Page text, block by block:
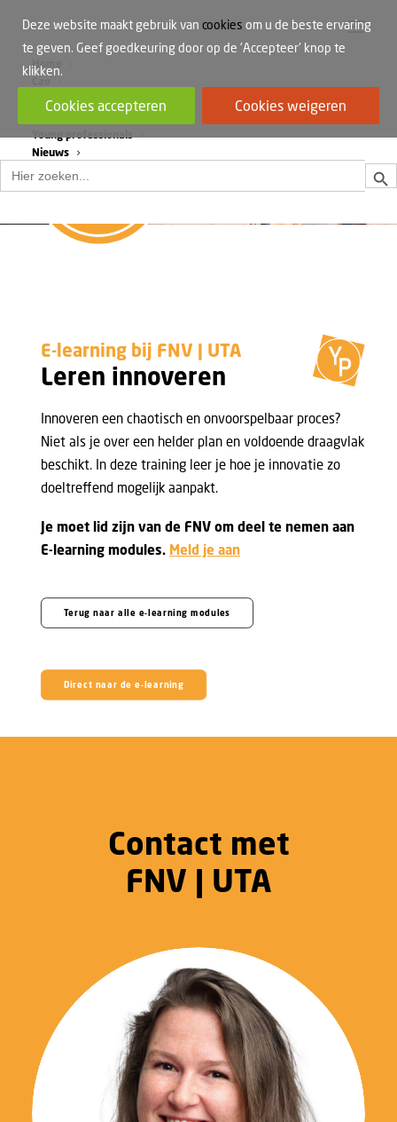
Home
Werkdruk
Vrouwen in de bouw
Young professionals
Nieuws
Zoek
naar:
E-learning bij FNV | UTA
Leren innoveren
Innoveren een chaotisch en onvoorspelbaar proces?
Niet als je over een helder plan en voldoende draagvlak
beschikt. In deze training leer je hoe je innovatie zo
doeltreffend mogelijk aanpakt.
Je moet lid zijn van de FNV om deel te nemen aan
E-learning modules. Meld je aan
Terug naar alle e-learning modules
Direct naar de e-learning
Contact met
FNV | UTA
06 39 83 74 49
Deze website maakt gebruik van cookies om u de beste ervaring
te geven. Geef goedkeuring door op de 'Accepteer' knop te
klikken.
Cookies accepteren Cookies weigeren